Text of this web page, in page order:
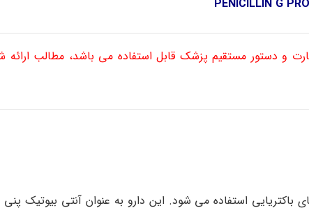
و دستور مستقیم پزشک قابل استفاده می باشد، مطالب
استفاده می شود. این دارو به عنوان آنتی بیوتیک